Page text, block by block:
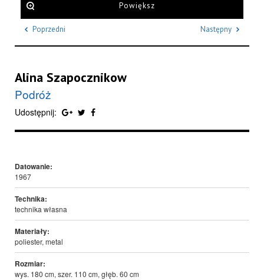
Powiększ
Poprzedni Następny
Alina Szapocznikow
Podróż
Udostępnij:
Datowanie:
1967
Technika:
technika własna
Materiały:
poliester, metal
Rozmiar:
wys. 180 cm, szer. 110 cm, głęb. 60 cm